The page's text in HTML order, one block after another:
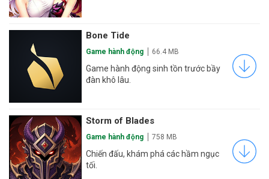
Bone Tide
Game hành động 66.4 MB
Game hành động sinh tồn trước bầy
đàn khô lâu.
Storm of Blades
Game hành động 758 MB
Chiến đấu, khám phá các hầm ngục
tối.